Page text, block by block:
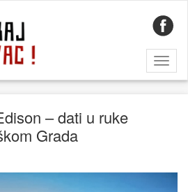
– dati u ruke
Grada